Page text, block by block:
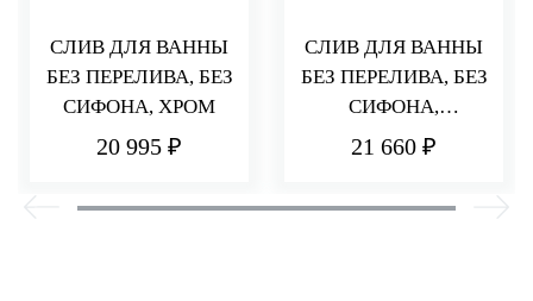
СЛИВ ДЛЯ ВАННЫ
БЕЗ ПЕРЕЛИВА, БЕЗ
СИФОНА, ХРОМ
20 995 ₽
СЛИВ ДЛЯ ВАННЫ
БЕЗ ПЕРЕЛИВА, БЕЗ
СИФОНА,
ПОЛИРОВАННАЯ
21 660 ₽